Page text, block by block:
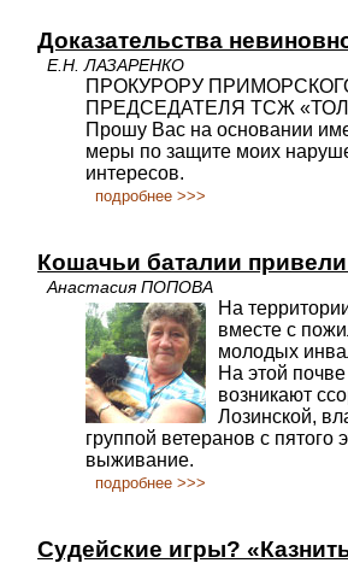
Доказательства
Е.Н. ЛАЗАРЕНКО
ПРОКУРОРУ
ПРЕДСЕДАТЕЛЯ ТСЖ
Прошу Вас на основании
меры по защите моих
интересов.
подробнее >>>
Кошачьи баталии
Анастасия ПОПОВА
На
вместе с
молодых
На этой
возникают
Лозинской,
группой ветеранов с пятого
выживание.
подробнее >>>
Судейские игры?